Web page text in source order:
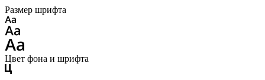
Размер шрифта
Цвет фона и шрифта